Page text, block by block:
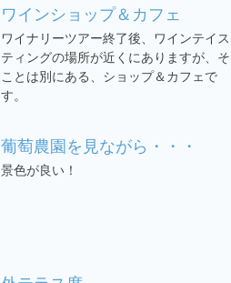
ワインショップ＆カフェ
ワイナリーツアー終了後、ワインテイス
ティングの場所が近くにありますが、そ
ことは別にある、ショップ＆カフェで
す。
葡萄農園を見ながら・・・
景色が良い！